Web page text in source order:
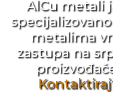
AlCu metali
metalima
zastupa na